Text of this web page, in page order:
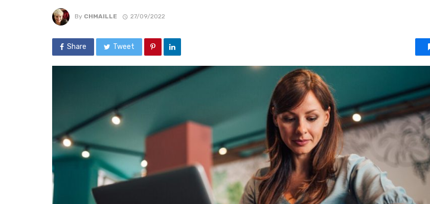
By CHMAILLE 27/09/2022
Share Tweet